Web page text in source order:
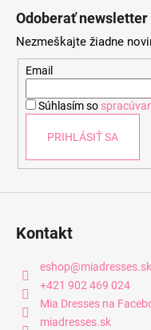
Odoberať newsletter
Nezmeškajte žiadne
Email
Súhlasím so
PRIHLÁSIŤ SA
Kontakt
eshop@miadresses.sk
+421 902 469 024
Mia Dresses na
miadresses.sk